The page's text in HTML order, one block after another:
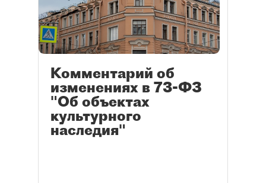
Комментарий об
изменениях в 73-ФЗ
"Об объектах
культурного
наследия"